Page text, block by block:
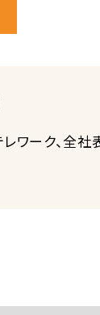
ワーク、全